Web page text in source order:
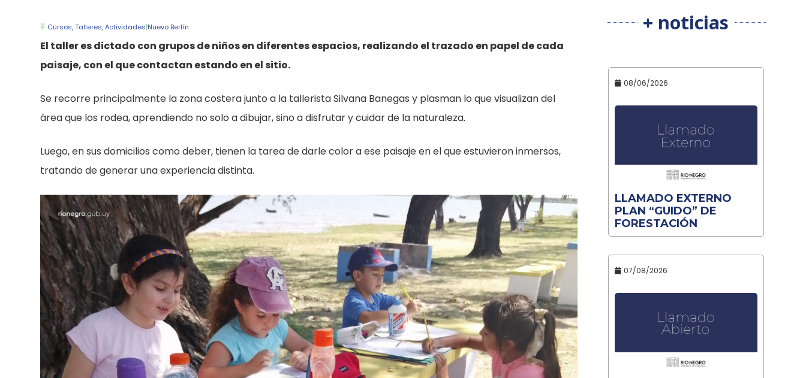
Cursos, Talleres, Actividades|Nuevo Berlín
El taller es dictado con grupos de niños en diferentes espacios, realizando el trazado en papel de cada
paisaje, con el que contactan estando en el sitio.
Se recorre principalmente la zona costera junto a la tallerista Silvana Banegas y plasman lo que visualizan del
área que los rodea, aprendiendo no solo a dibujar, sino a disfrutar y cuidar de la naturaleza.
Luego, en sus domicilios como deber, tienen la tarea de darle color a ese paisaje en el que estuvieron inmersos,
tratando de generar una experiencia distinta.
+ noticias
08/06/2026
LLAMADO EXTERNO
PLAN “GUIDO” DE
FORESTACIÓN
07/08/2026